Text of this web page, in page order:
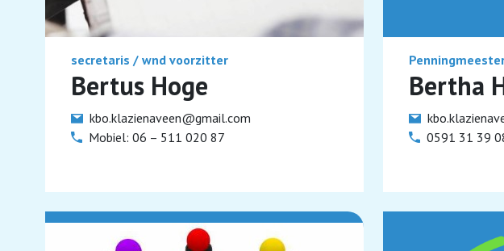
secretaris / wnd voorzitter
Bertus Hoge
kbo.klazienaveen@gmail.com
Mobiel: 06 – 511 020 87
Bertha
0591 31 39